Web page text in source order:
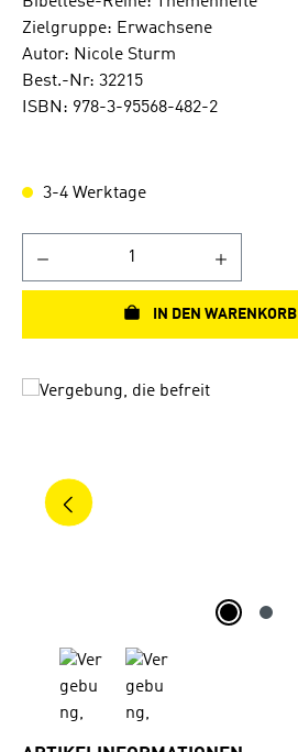
Zielgruppe: Erwachsene
Autor: Nicole Sturm
Best.-Nr: 32215
ISBN: 978-3-95568-482-2
3-4 Werktage
IN DEN WARENKORB
Bildergalerie überspringen